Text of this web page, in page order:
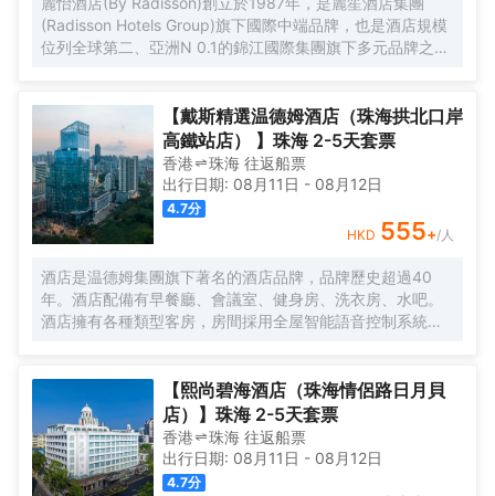
(Radisson Hotels Group)旗下國際中端品牌，也是酒店規模
位列全球第二、亞洲N 0.1的錦江國際集團旗下多元品牌之
店地處珠海市繁華地帶，毗鄰情侶路，日月貝，珠海市政府
等商圈，距離珠海站，明珠站打車約20分鐘，周邊永旺超
市，揚名廣場，購物中心，美食購物，一應俱全， 麗怡酒店
提供乾淨的住宿環境和舒適温馨多種房型，滿足您的不同需
求，大堂設置了歡迎角、休閒區，店內WIFI公共區域全覆蓋
且配套設施齊全，設有餐廳、洗衣房及健身房(24小時服務)
等，是您商務、旅遊、會展、休閒的理想選擇WELCOME
HOME心怡之所。 麗怡酒店的標誌造型是一朵玫瑰花，玫瑰
花語源自古希臘神話，象徵真摯的情誼，無論何時何地，在
麗怡酒店，您都可以一如既往地體驗到真誠、貼心的服務，
精心優選品質體驗讓您感到賓至如歸，我們致力讓每一位賓
【戴斯精選温德姆酒店（珠海拱北口岸
高鐵站店） 】珠海 2-5天套票
香港 珠海 往返船票
出行日期: 08月11日 - 08月12日
4.7分
HKD 555+/人
酒店是温德姆集團旗下著名的酒店品牌，品牌歷史超過40
年。酒店配備有早餐廳、會議室、健身房、洗衣房、水吧。
酒店擁有各種類型客房，房間採用全屋智能語音控制系統、
果您有時間放鬆休息，可以去長隆海洋王國遊玩，情侶路海
邊漫步，緊鄰夏灣夜市，無論您是商務出差還是遊玩，都是
您不二之選，戴斯精選温德姆酒店歡迎您的到來！
【熙尚碧海酒店（珠海情侶路日月貝
店）】珠海 2-5天套票
香港 珠海 往返船票
出行日期: 08月11日 - 08月12日
4.7分